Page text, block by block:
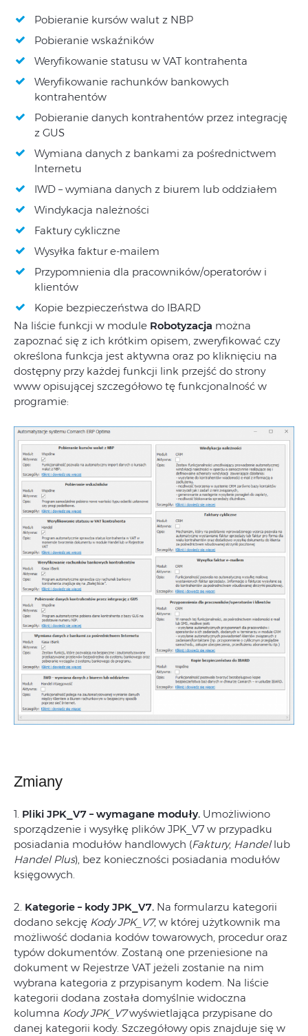
Pobieranie kursów walut z NBP
Pobieranie wskaźników
Weryfikowanie statusu w VAT kontrahenta
Weryfikowanie rachunków bankowych
kontrahentów
Pobieranie danych kontrahentów przez integrację
z GUS
Wymiana danych z bankami za pośrednictwem
Internetu
IWD – wymiana danych z biurem lub oddziałem
Windykacja należności
Faktury cykliczne
Wysyłka faktur e-mailem
Przypomnienia dla pracowników/operatorów i
klientów
Kopie bezpieczeństwa do IBARD
Na liście funkcji w module Robotyzacja można
zapoznać się z ich krótkim opisem, zweryfikować czy
określona funkcja jest aktywna oraz po kliknięciu na
dostępny przy każdej funkcji link przejść do strony
www opisującej szczegółowo tę funkcjonalność w
programie:
Zmiany
1. Pliki JPK_V7 – wymagane moduły. Umożliwiono
sporządzenie i wysyłkę plików JPK_V7 w przypadku
posiadania modułów handlowych (Faktury, Handellub
Handel Plus), bez konieczności posiadania modułów
księgowych.
2. Kategorie – kody JPK_V7. Na formularzu kategorii
dodano sekcję Kody JPK_V7, w której użytkownik ma
możliwość dodania kodów towarowych, procedur oraz
typów dokumentów. Zostaną one przeniesione na
dokument w Rejestrze VAT jeżeli zostanie na nim
wybrana kategoria z przypisanym kodem. Na liście
kategorii dodana została domyślnie widoczna
kolumna Kody JPK_V7wyświetlająca przypisane do
danej kategorii kody. Szczegółowy opis znajduje się w